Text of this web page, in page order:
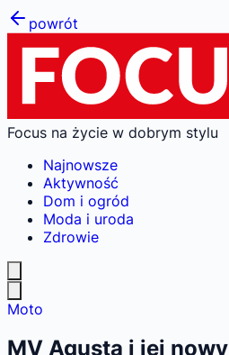
powrót
Focus na życie w dobrym stylu
Najnowsze
Aktywność
Dom i ogród
Moda i uroda
Zdrowie
Moto
MV Agusta i jej nowy